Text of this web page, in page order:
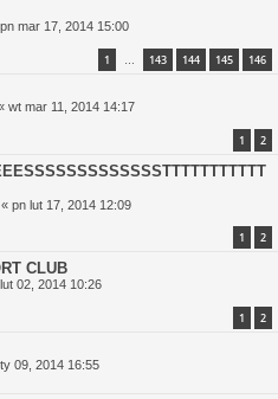
pn mar 17, 2014 15:00
1 … 143 144 145 146
wt mar 11, 2014 14:17
1 2
« pn lut 17, 2014 12:09
1 2
CLUB
02, 2014 10:26
1 2
09, 2014 16:55